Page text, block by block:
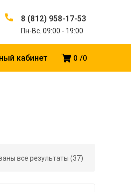
8 (812) 958-17-53
Пн-Вс. 09:00 - 19:00
0 0
кабинет
все результаты (37)